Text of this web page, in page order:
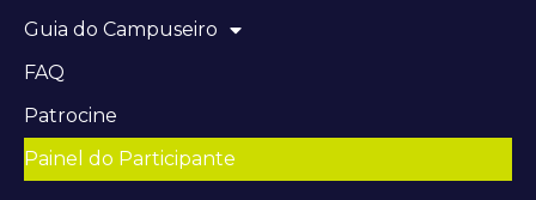
Guia do Campuseiro
FAQ
Patrocine
Painel do Participante